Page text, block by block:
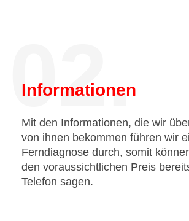
02.
Informationen
Mit den Informationen, die wir
von ihnen bekommen führen wir
Ferndiagnose durch, somit
den voraussichtlichen Preis
Telefon sagen.